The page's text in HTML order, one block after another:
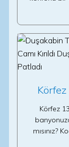
Körfez
mısınız?